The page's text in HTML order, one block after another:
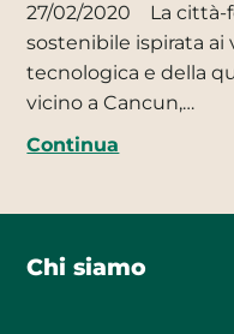
27/02/2020
La città-
sostenibile ispirata ai
tecnologica e della
vicino a Cancun,…
Continua
Chi siamo